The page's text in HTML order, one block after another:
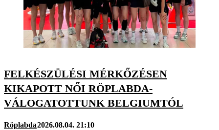
FELKÉSZÜLÉSI MÉRKŐZÉSEN
KIKAPOTT NŐI RÖPLABDA-
VÁLOGATOTTUNK BELGIUMTÓL
Röplabda2026.08.04. 21:10